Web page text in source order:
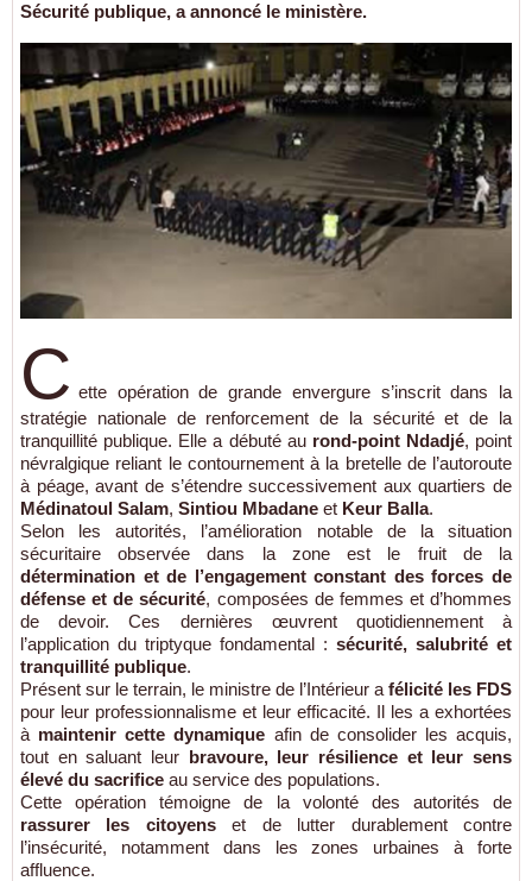
Sécurité publique, a annoncé le ministère.
C ette opération de grande envergure s’inscrit dans la
stratégie nationale de renforcement de la sécurité et de la
tranquillité publique. Elle a débuté au rond-point Ndadjé, point
névralgique reliant le contournement à la bretelle de l’autoroute
à péage, avant de s’étendre successivement aux quartiers de
Médinatoul Salam, Sintiou Mbadane et Keur Balla.
Selon les autorités, l’amélioration notable de la situation
sécuritaire observée dans la zone est le fruit de la
détermination et de l’engagement constant des forces de
défense et de sécurité, composées de femmes et d’hommes
de devoir. Ces dernières œuvrent quotidiennement à
l’application du triptyque fondamental : sécurité, salubrité et
tranquillité publique.
Présent sur le terrain, le ministre de l’Intérieur a félicité les FDS
pour leur professionnalisme et leur efficacité. Il les a exhortées
à maintenir cette dynamique afin de consolider les acquis,
tout en saluant leur bravoure, leur résilience et leur sens
élevé du sacrifice au service des populations.
Cette opération témoigne de la volonté des autorités de
rassurer les citoyenset de lutter durablement contre
l’insécurité, notamment dans les zones urbaines à forte
affluence.